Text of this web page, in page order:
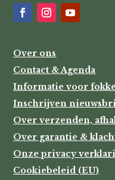
Over ons
Contact & Agenda
Informatie voor
Inschrijven
Over verzenden,
Over garantie &
Onze privacy
Cookiebeleid (EU)